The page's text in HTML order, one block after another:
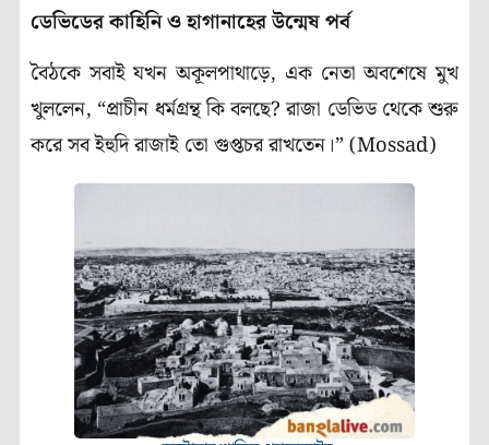
ডেভিডের কাহিনি ও হাগানাহের উন্মেষ পর্ব
বৈঠকে সবাই যখন অকূলপাথাড়ে, এক নেতা অবশেষে মুখ
খুললেন, “প্রাচীন ধর্মগ্রন্থ কি বলছে? রাজা ডেভিড থেকে শুরু
করে সব ইহুদি রাজাই তো গুপ্তচর রাখতেন।” (Mossad)